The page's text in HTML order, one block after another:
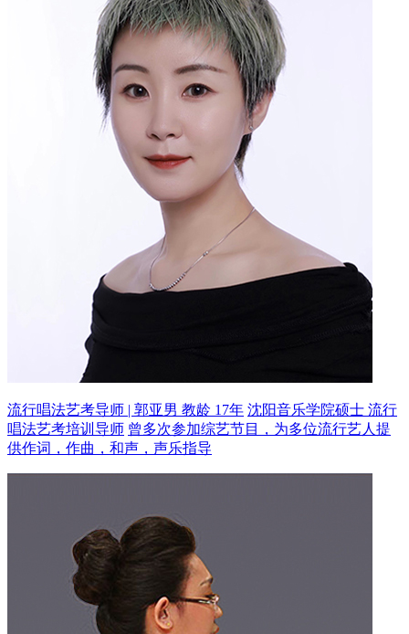
流行唱法艺考导师 | 郭亚男 教龄 17年 沈阳音乐学院硕士 流行
唱法艺考培训导师 曾多次参加综艺节目，为多位流行艺人提
供作词，作曲，和声，声乐指导